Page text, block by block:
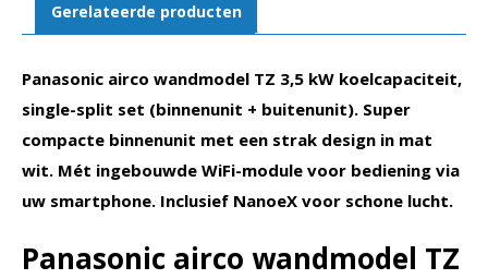
Gerelateerde producten
Panasonic airco wandmodel TZ 3,5 kW koelcapaciteit,
single-split set (binnenunit + buitenunit). Super
compacte binnenunit met een strak design in mat
wit. Mét ingebouwde WiFi-module voor bediening via
uw smartphone. Inclusief NanoeX voor schone lucht.
Panasonic airco wandmodel TZ